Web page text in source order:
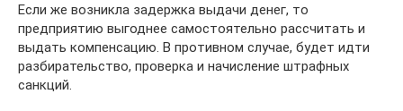
Если же возникла задержка выдачи денег, то
предприятию выгоднее самостоятельно рассчитать и
выдать компенсацию. В противном случае, будет идти
разбирательство, проверка и начисление штрафных
санкций.